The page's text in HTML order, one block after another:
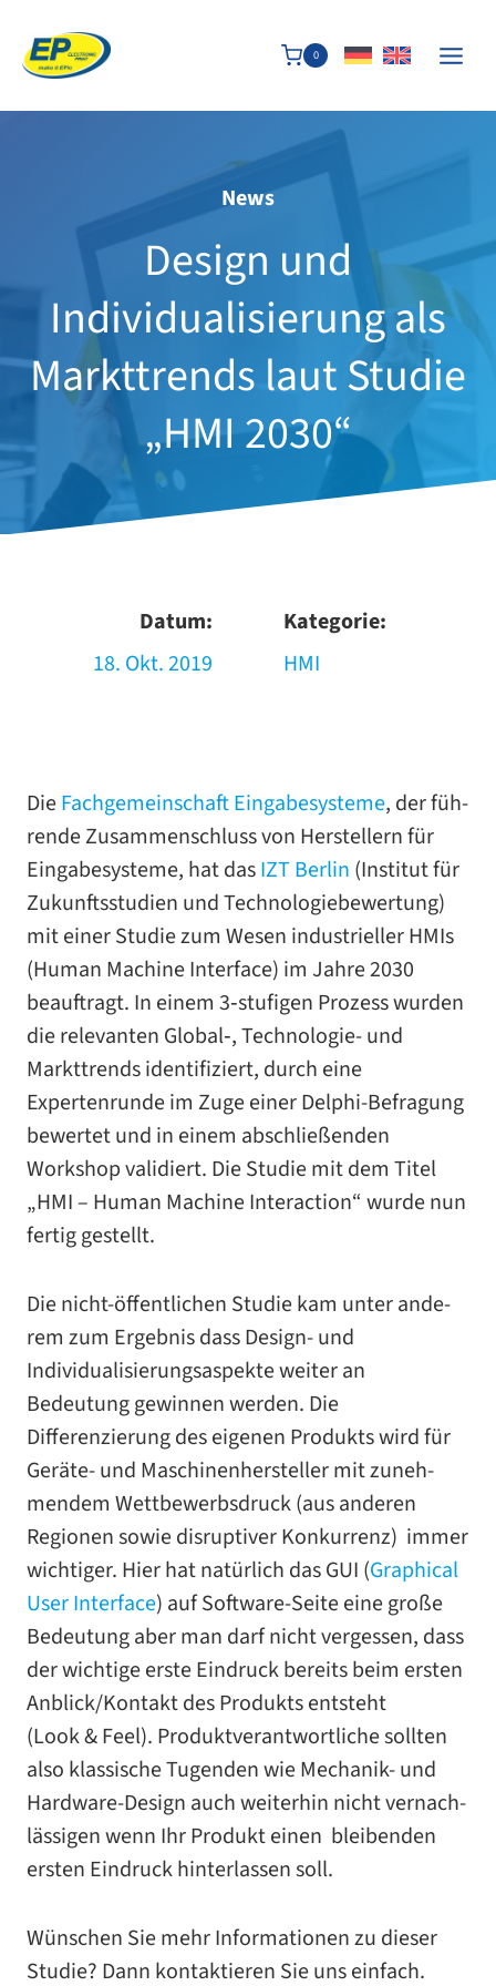
Inhalt
springen
0
News
Design und
Individualisierung als
Markttrends laut Studie
„HMI 2030“
Datum:
18. Okt. 2019
Kategorie:
HMI
DieFachgemeinschaft Eingabesysteme, der füh­
rende Zusammenschluss von Herstellern für
Eingabesysteme, hat dasIZT Berlin (Institut für
Zukunftsstudien und Technologiebewertung)
mit einer Studie zum Wesen indus­tri­el­ler HMIs
(Human Machine Interface) im Jahre 2030
beauf­tragt. In einem 3‑stufigen Prozess wur­den
die rele­van­ten Global‑, Technologie- und
Markttrends iden­ti­fi­ziert, durch eine
Expertenrunde im Zuge einer Delphi-​Befragung
bewer­tet und in einem abschlie­ßen­den
Workshop vali­diert. Die Studie mit dem Titel
„HMI – Human Machine Interaction“ wurde nun
fer­tig gestellt.
Die nicht-​öffentlichen Studie kam unter ande­
rem zum Ergebnis dass Design- und
Individualisierungsaspekte wei­ter an
Bedeutung gewin­nen wer­den. Die
Differenzierung des eige­nen Produkts wird für
Geräte- und Maschinenhersteller mit zuneh­
men­dem Wettbewerbsdruck (aus ande­ren
Regionen sowie dis­rup­ti­ver Konkurrenz) immer
wich­ti­ger. Hier hat natür­lich das GUI (Graphical
User Interface) auf Software-​Seite eine große
Bedeutung aber man darf nicht ver­ges­sen, dass
der wich­tige erste Eindruck bereits beim ers­ten
Anblick/​Kontakt des Produkts ent­steht
(Look & Feel). Produktverantwortliche soll­ten
also klas­si­sche Tugenden wie Mechanik- und
Hardware-​Design auch wei­ter­hin nicht ver­nach­
läs­si­gen wenn Ihr Produkt einen blei­ben­den
ers­ten Eindruck hin­ter­las­sen soll.
Wünschen Sie mehr Informationen zu die­ser
Studie? Dann kon­tak­tie­ren Sie uns einfach.